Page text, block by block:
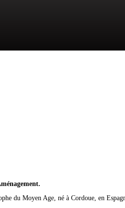
du Moyen Age, né à Cordoue, en